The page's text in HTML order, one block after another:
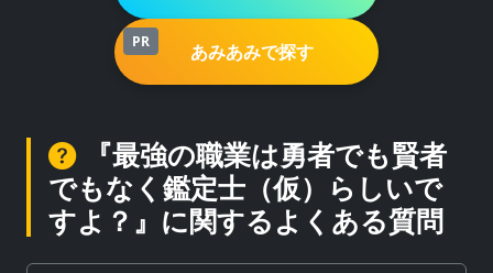
PR あみあみで探す
『最強の職業は勇者でも賢者
でもなく鑑定士（仮）らしいで
すよ？』に関するよくある質問